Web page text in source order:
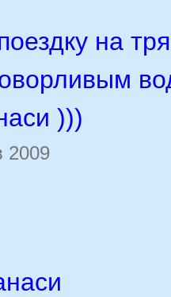
на
)))
2009